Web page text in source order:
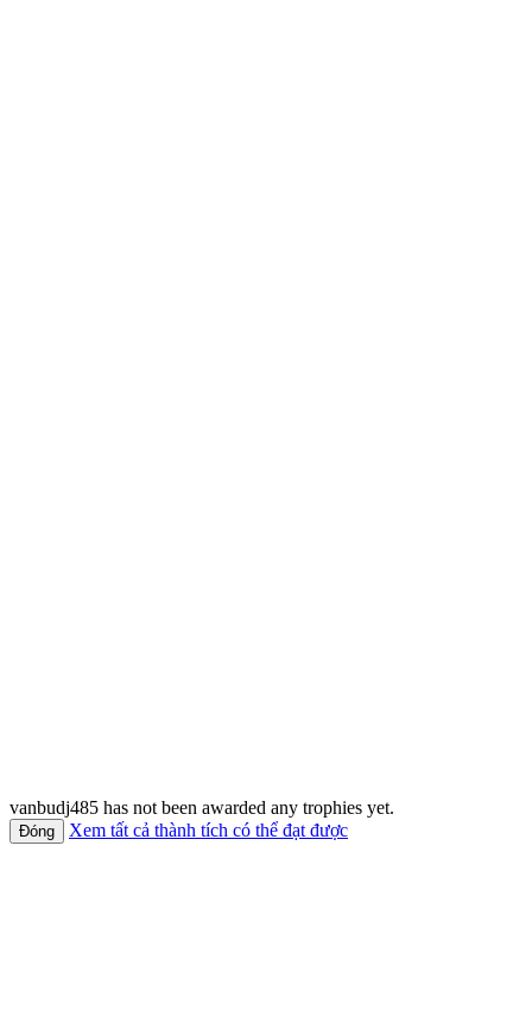
vanbudj485 has not been awarded any trophies yet.
Xem tất cả thành tích có thể đạt được